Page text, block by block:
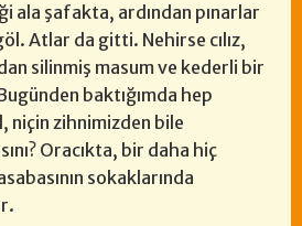
ala şafakta, ardından pınarlar
Atlar da gitti. Nehirse cılız,
silinmiş masum ve kederli bir
baktığımda hep
niçin zihnimizden bile
Oracıkta, bir daha hiç
sokaklarında